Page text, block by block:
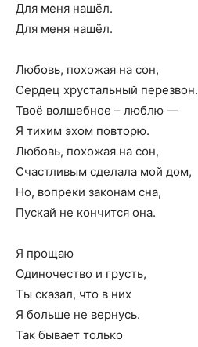
Для меня нашёл.
Для меня нашёл.
Любовь, похожая на сон,
Сердец хрустальный перезвон.
Твоё волшебное – люблю —
Я тихим эхом повторю.
Любовь, похожая на сон,
Счастливым сделала мой дом,
Но, вопреки законам сна,
Пускай не кончится она.
Я прощаю
Одиночество и грусть,
Ты сказал, что в них
Я больше не вернусь.
Так бывает только